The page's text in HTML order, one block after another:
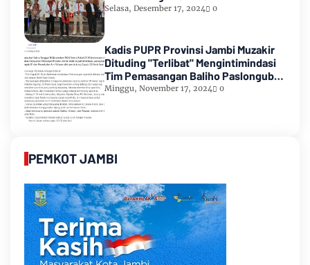
Selasa, Desember 17, 2024 0
Kadis PUPR Provinsi Jambi Muzakir
Dituding "Terlibat" Mengintimindasi
Tim Pemasangan Baliho Paslongub
Romi-Sudirman
Minggu, November 17, 2024 0
PEMKOT JAMBI